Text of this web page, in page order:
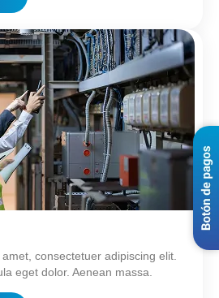
consectetuer adipiscing elit.
eget dolor. Aenean massa.